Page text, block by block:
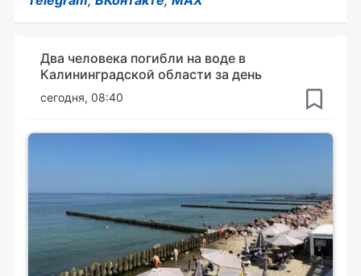
Два человека погибли на воде в
Калининградской области за день
сегодня, 08:40